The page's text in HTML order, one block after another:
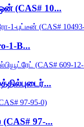
(CAS# 10...
1-B...
(CAS# 97-...